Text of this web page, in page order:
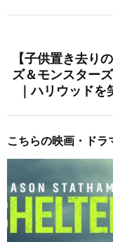
【子供置き去り
ズ＆モンスター
｜ハリウッド
こちらの映画・ドラ